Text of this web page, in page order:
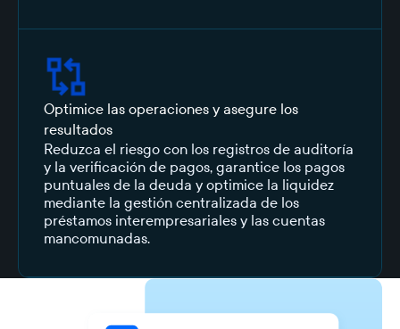
Optimice las operaciones y asegure los
resultados
Reduzca el riesgo con los registros de auditoría
y la verificación de pagos, garantice los pagos
puntuales de la deuda y optimice la liquidez
mediante la gestión centralizada de los
préstamos interempresariales y las cuentas
mancomunadas.